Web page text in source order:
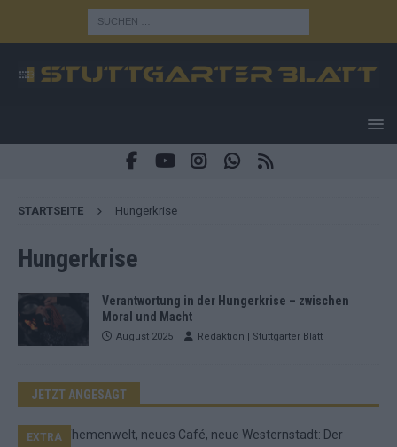
STARTSEITE Hungerkrise
Hungerkrise
Verantwortung in der Hungerkrise – zwischen
Moral und Macht
August 2025 Redaktion | Stuttgarter Blatt
JETZT ANGESAGT
EXTRA